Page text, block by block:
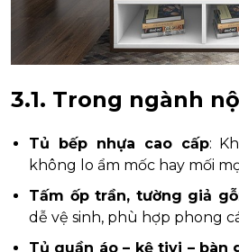
3.1. Trong ngành
Tủ bếp nhựa cao cấp:
không lo ẩm mốc hay mối
Tấm ốp trần, tường giả gỗ
dễ vệ sinh, phù hợp phong
Tủ quần áo – kệ tivi – bàn